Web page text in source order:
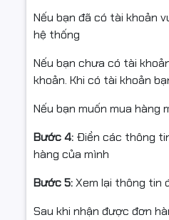
Nếu bạn đã có tài khoản
hệ thống
Nếu bạn chưa có tài
khoản. Khi có tài khoản
Nếu bạn muốn mua hàng
Bước 4: Điền các thông
hàng của mình
Bước 5:Xem lại thông tin
Sau khi nhận được đơn